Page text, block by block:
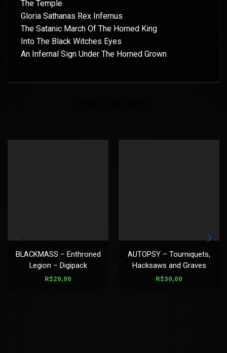
The Temple
Gloria Sathanas Rex Infernus
The Satanic March Of The Horned King
Into The Black Witches Eyes
An Infernal Sign Under The Horned Grown
BLACKMASS – Enthroned
Legion – Digipack
R$20,00
AUTOPSY – Tourniquets,
Hacksaws and Graves
R$30,00